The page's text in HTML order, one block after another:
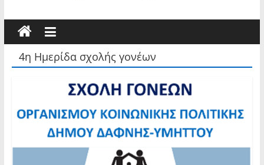
4η Ημερίδα σχολής γονέων